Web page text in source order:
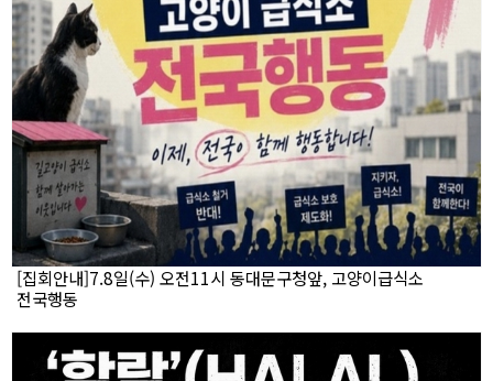
[집회안내]7.8일(수) 오전11시 동대문구청앞, 고양이급식소
전국행동